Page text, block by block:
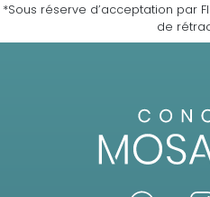
*Sous réserve d’acceptation par
de